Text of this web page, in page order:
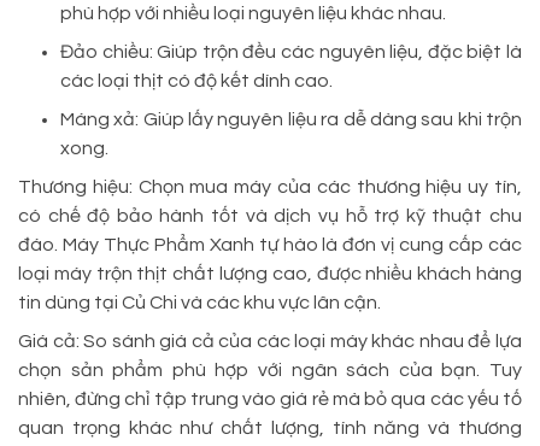
phù hợp với nhiều loại nguyên liệu khác nhau.
Đảo chiều: Giúp trộn đều các nguyên liệu, đặc biệt là
các loại thịt có độ kết dính cao.
Máng xả: Giúp lấy nguyên liệu ra dễ dàng sau khi trộn
xong.
Thương hiệu: Chọn mua máy của các thương hiệu uy tín,
có chế độ bảo hành tốt và dịch vụ hỗ trợ kỹ thuật chu
đáo. Máy Thực Phẩm Xanh tự hào là đơn vị cung cấp các
loại máy trộn thịt chất lượng cao, được nhiều khách hàng
tin dùng tại Củ Chi và các khu vực lân cận.
Giá cả: So sánh giá cả của các loại máy khác nhau để lựa
chọn sản phẩm phù hợp với ngân sách của bạn. Tuy
nhiên, đừng chỉ tập trung vào giá rẻ mà bỏ qua các yếu tố
quan trọng khác như chất lượng, tính năng và thương